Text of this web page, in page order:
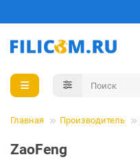
Главная Производитель
ZaoFeng